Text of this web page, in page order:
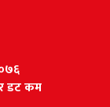
डट कम